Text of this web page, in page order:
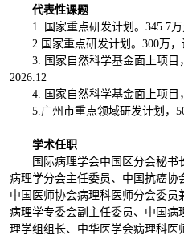
代表性课题
1. 国家重点研发计划。345.7
2.国家重点研发计划。300万
3. 国家自然科学基金面上项目
2026.12
4. 国家自然科学基金面上项目
5.广州市重点领域研发计划，
学术任职
国际病理学会中国区分会秘
病理学分会主任委员、中国抗癌协
中国医师协会病理科医师分会委
病理学专委会副主任委员、中国
理学组组长、中华医学会病理科医